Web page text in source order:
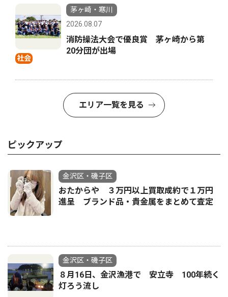
社会
茅ヶ崎・寒川
2026.08.07
消防操法大会で優良賞 茅ヶ崎から第
20分団が出場
エリア一覧を見る
ピックアップ
金沢区・磯子区
おたからや ３万円以上買取成約で１万円
進呈 ブランド品・貴金属をまとめて査定
金沢区・磯子区
８月16日、金沢漁港で 安立寺 100年続く
灯ろう流し